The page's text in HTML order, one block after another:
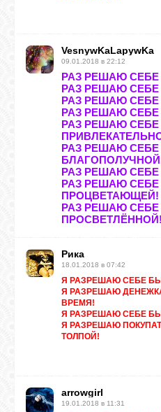
VesnywKaLapywKa
09.01.2018 в 22:12
РАЗ РЕШАЮ
РАЗ РЕШАЮ
РАЗ РЕШАЮ
РАЗ РЕШАЮ
РАЗ РЕШАЮ
РАЗ РЕШАЮ
РАЗ РЕШАЮ
РАЗ РЕШАЮ
ПРОЦВЕТАЮЩЕЙ!
РАЗ РЕШАЮ
ПРОСВЕТЛЁННОЙ!
Рика
18.01.2018 в 07:42
Я РАЗРЕШАЮ СЕБЕ
Я РАЗРЕШАЮ
ВРЕМЯ!
Я РАЗРЕШАЮ СЕБЕ
Я РАЗРЕШАЮ
ТОЛПОЙ!
arrowgirl
19.01.2018 в 11:31